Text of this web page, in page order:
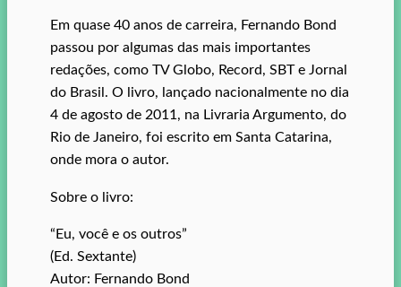
Em quase 40 anos de carreira, Fernando Bond
passou por algumas das mais importantes
redações, como TV Globo, Record, SBT e Jornal
do Brasil. O livro, lançado nacionalmente no dia
4 de agosto de 2011, na Livraria Argumento, do
Rio de Janeiro, foi escrito em Santa Catarina,
onde mora o autor.
Sobre o livro:
“Eu, você e os outros”
(Ed. Sextante)
Autor: Fernando Bond